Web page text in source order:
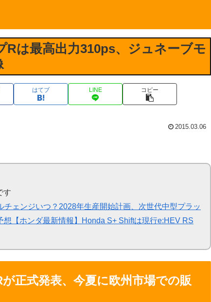
Rは最高出力310ps、ジュネーブモ
はてブ LINE コピー
2015.03.06
す
チェンジいつ？2028年生産開始計画、次世代中型プラッ
想【ホンダ最新情報】Honda S+ Shiftは現行e:HEV RS
正式発表、今夏に欧州市場での販